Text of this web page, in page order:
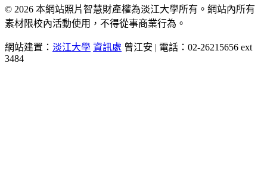
© 2026 本網站照片智慧財產權為淡江大學所有。網站內所有
素材限校內活動使用，不得從事商業行為。
網站建置： 淡江大學 資訊處 曾江安 | 電話：02-26215656 ext
3484